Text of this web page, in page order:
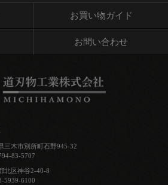
お買い物ガイド
お問い合わせ
木市別所町石野945-32
83-5707
北区神谷2-40-8
5939-6100